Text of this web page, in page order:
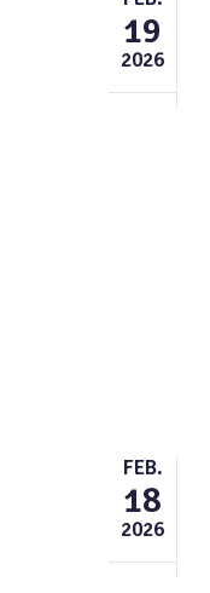
19
2026
FEB.
18
2026